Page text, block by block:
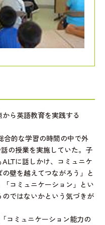
から英語教育を実践する
的な学習の時間の中で外
の授業を実施していた。子
に話しかけ、コミュニケ
壁を越えてつながろう」と
コミュニケーション」とい
ではないかという気づきが
コミュニケーション能力の